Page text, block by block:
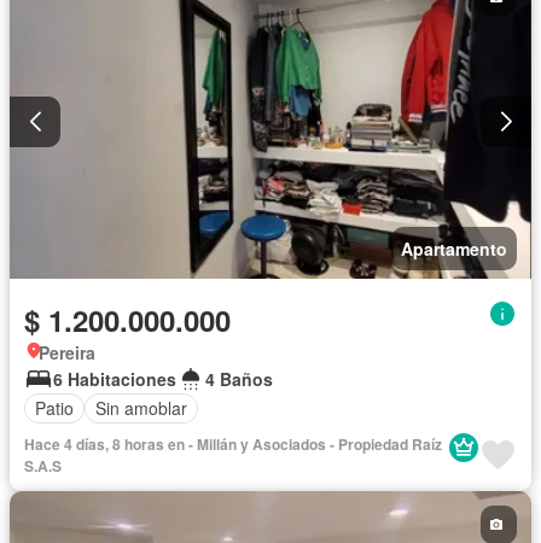
Apartamento
$ 1.200.000.000
Pereira
6 Habitaciones
4 Baños
Patio
Sin amoblar
Hace 4 días, 8 horas en - Millán y Asociados - Propiedad Raíz
S.A.S